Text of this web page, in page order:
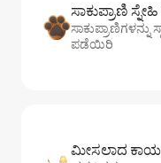
ಸಾಕುಪ್ರಾಣಿ
ಸಾಕುಪ್ರಾಣಿಗಳನ್ನು
ಪಡೆಯಿರಿ
ಮೀಸಲಾದ